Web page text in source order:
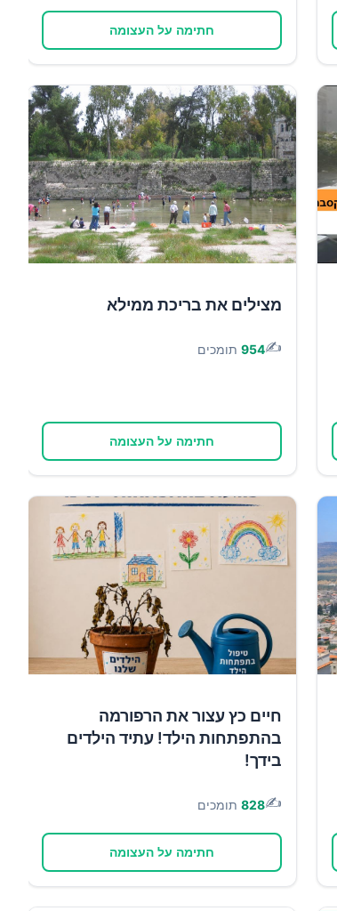
חתימה על העצומה
מצילים את בריכת ממילא
✍️
954 תומכים
חתימה על העצומה
חיים כץ עצור את הרפורמה
בהתפתחות הילד! עתיד הילדים
בידך!
✍️
828 תומכים
חתימה על העצומה